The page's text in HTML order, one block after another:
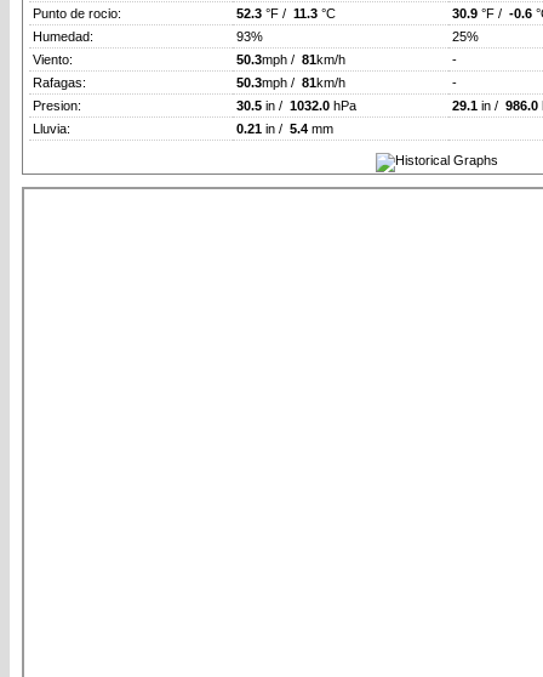
Punto de rocio:
52.3 °F / 11.3 °C 30.9 °F / -0.6
Humedad:
93%
25%
Viento:
50.3mph / 81km/h
-
Rafagas:
50.3mph / 81km/h
-
Presion:
30.5 in / 1032.0 hPa 29.1 in / 986.0
Lluvia:
0.21 in / 5.4 mm